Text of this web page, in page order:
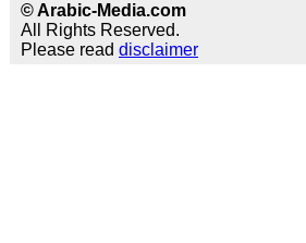
© Arabic-Media.com
All Rights Reserved.
Please read disclaimer